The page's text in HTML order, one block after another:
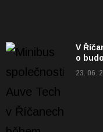
V
o
23. 06.